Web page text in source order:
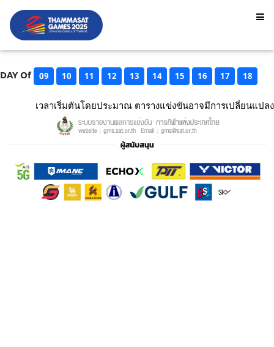
DAY Of 09 10 11 12 13 14 15 16 17 18
เวลาเริ่มตันโดยประมาณ ตารางแข่งขันอาจมีการเปลี่ยนแปลง